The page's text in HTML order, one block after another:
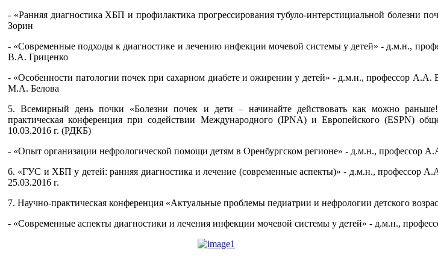
- «Ранняя диагностика ХБП и профилактика прогрессирования тубуло-интерстициальной
Зорин
- «Современные подходы к диагностике и лечению инфекции мочевой системы у детей» -
В.А. Гриценко
- «Особенности патологии почек при сахарном диабете и ожирении у детей» - д.м.н., профессор
М.А. Белова
5. Всемирный день почки «Болезни почек и дети – начинайте действовать как можно
практическая конференция при содействии Международного (IPNA) и Европейского (ESPN)
10.03.2016 г. (РДКБ)
- «Опыт организации нефрологической помощи детям в Оренбургском регионе» - д.м.н., профессор
6. «ГУС и ХБП у детей: ранняя диагностика и лечение (современные аспекты)» - д.м.н., профессор
25.03.2016 г.
7. Научно-практическая конференция «Актуальные проблемы педиатрии и нефрологии детского
- «Современные аспекты диагностики и лечения инфекции мочевой системы у детей» - д.м.н.,